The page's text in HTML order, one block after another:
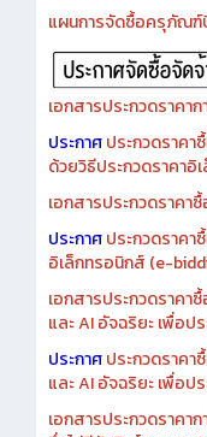
แผนการจัดซื้อครุภัณ
แผนการจัดซื้อครุภัณ
เอกสารประกวดราค
ประกาศ ประกวดราค
ด้วยวิธีประกวดราคา
เอกสารประกวดราค
ประกาศประกวดราค
อิเล็กทรอนิกส์ (e-
เอกสารประกวดราค
และ AI อัจฉริยะ เพื่อ
ประกาศประกวดราค
และ AI อัจฉริยะ เพื่อ